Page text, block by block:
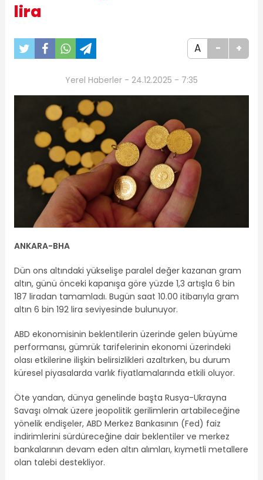
lira
A - +
Yerel Haberler - 24.12.2025 - 7:35
ANKARA-BHA
Dün ons altındaki yükselişe paralel değer kazanan gram
altın, günü önceki kapanışa göre yüzde 1,3 artışla 6 bin
187 liradan tamamladı. Bugün saat 10.00 itibarıyla gram
altın 6 bin 192 lira seviyesinde bulunuyor.
ABD ekonomisinin beklentilerin üzerinde gelen büyüme
performansı, gümrük tarifelerinin ekonomi üzerindeki
olası etkilerine ilişkin belirsizlikleri azaltırken, bu durum
küresel piyasalarda varlık fiyatlamalarında etkili oluyor.
Öte yandan, dünya genelinde başta Rusya-Ukrayna
Savaşı olmak üzere jeopolitik gerilimlerin artabileceğine
yönelik endişeler, ABD Merkez Bankasının (Fed) faiz
indirimlerini sürdüreceğine dair beklentiler ve merkez
bankalarının devam eden altın alımları, kıymetli metallere
olan talebi destekliyor.